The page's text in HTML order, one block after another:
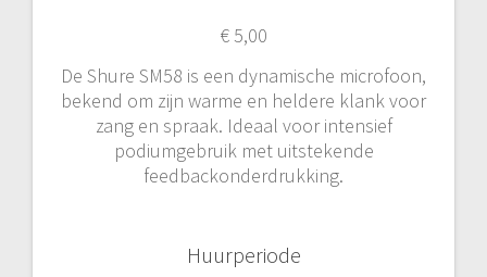
€5,00
De Shure SM58 is een dynamische microfoon,
bekend om zijn warme en heldere klank voor
zang en spraak. Ideaal voor intensief
podiumgebruik met uitstekende
feedbackonderdrukking.
Huurperiode